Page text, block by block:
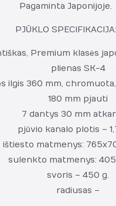
Pagaminta Japonijoje.
PJŪKLO SPECIFIKACIJA:
Premium klasės
plienas SK-4
ilgis 360 mm,
180 mm pjauti
7 dantys 30 mm
pjūvio kanalo plotis –
ištiesto matmenys:
sulenkto matmenys:
svoris – 450 g.
radiusas –